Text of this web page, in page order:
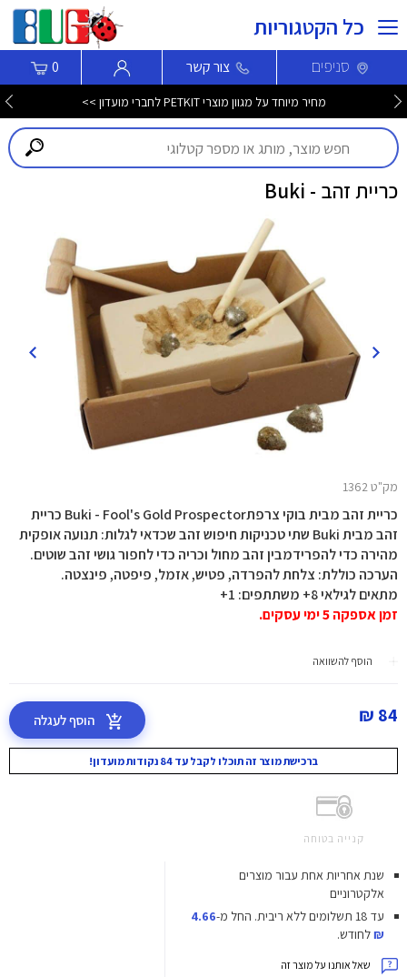
כל הקטגוריות
סניפים צור קשר 0
מחיר מיוחד על מגוון מוצרי PETKIT לחברי מועדון >>
כריית זהב - Buki
מק"ט 1362
כריית זהב מבית בוקי צרפתBuki - Fool's Gold Prospector כריית
זהב מבית Buki שתי טכניקות חיפוש זהב שכדאי לגלות: תנועה אופקית
מהירה כדי להפרידמבין זהב מחול וכריה כדי לחפור גושי זהב שוטים.
הערכה כוללת: צלחת להפרדה, פטיש, אזמל, פיפטה, פינצטה.
מתאים לגילאי 8+ משתתפים: 1+
זמן אספקה 5 ימי עסקים.
הוסף להשוואה
84 ₪ הוסף לעגלה
ברכישת מוצר זה תוכלו לקבל עד 84 נקודות מועדון!
קנייה בטוחה
שנת אחריות אחת עבור מוצרים
אלקטרוניים
עד 18 תשלומים ללא ריבית.
החל מ-4.66
₪לחודש.
שאל אותנו על מוצר זה